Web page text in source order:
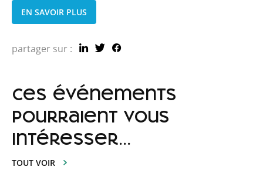
EN SAVOIR PLUS
partager sur :
ces événements
pourraient vous
intéresser...
TOUT VOIR